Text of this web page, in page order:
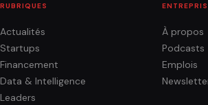
RUBRIQUES
Actualités
Startups
Financement
Data & Intelligence
Leaders
À propos
Podcasts
Emplois